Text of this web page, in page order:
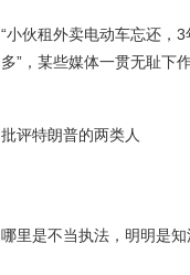
“小伙租外卖电动车忘还，
多”，某些媒体一贯无耻下
批评特朗普的两类人
哪里是不当执法，明明是知